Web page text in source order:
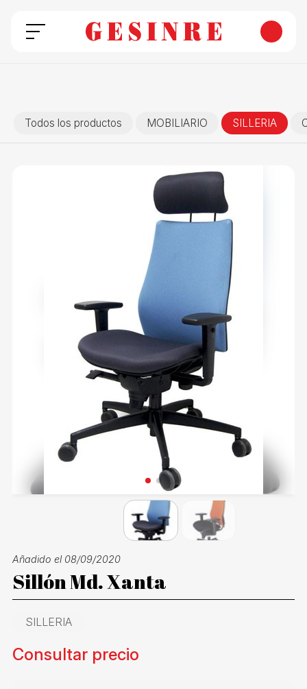
Todos los productos MOBILIARIO SILLERIA
Sillón Md. Xanta
SILLERIA
Añadido el 08/09/2020
Consultar precio